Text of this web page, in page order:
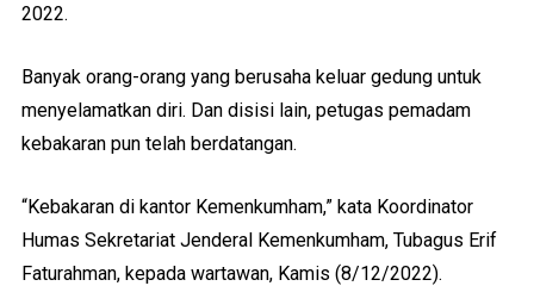
2022.
Banyak orang-orang yang berusaha keluar gedung untuk
menyelamatkan diri. Dan disisi lain, petugas pemadam
kebakaran pun telah berdatangan.
“Kebakaran di kantor Kemenkumham,” kata Koordinator
Humas Sekretariat Jenderal Kemenkumham, Tubagus Erif
Faturahman, kepada wartawan, Kamis (8/12/2022).